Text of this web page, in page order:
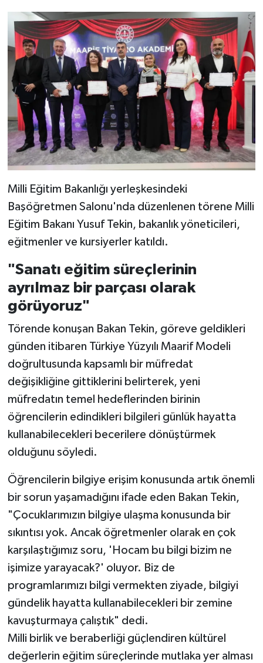
Milli Eğitim Bakanlığı yerleşkesindeki
Başöğretmen Salonu'nda düzenlenen törene Milli
Eğitim Bakanı Yusuf Tekin, bakanlık yöneticileri,
eğitmenler ve kursiyerler katıldı.
"Sanatı eğitim süreçlerinin
ayrılmaz bir parçası olarak
görüyoruz"
Törende konuşan Bakan Tekin, göreve geldikleri
günden itibaren Türkiye Yüzyılı Maarif Modeli
doğrultusunda kapsamlı bir müfredat
değişikliğine gittiklerini belirterek, yeni
müfredatın temel hedeflerinden birinin
öğrencilerin edindikleri bilgileri günlük hayatta
kullanabilecekleri becerilere dönüştürmek
olduğunu söyledi.
Öğrencilerin bilgiye erişim konusunda artık önemli
bir sorun yaşamadığını ifade eden Bakan Tekin,
"Çocuklarımızın bilgiye ulaşma konusunda bir
sıkıntısı yok. Ancak öğretmenler olarak en çok
karşılaştığımız soru, 'Hocam bu bilgi bizim ne
işimize yarayacak?' oluyor. Biz de
programlarımızı bilgi vermekten ziyade, bilgiyi
gündelik hayatta kullanabilecekleri bir zemine
kavuşturmaya çalıştık" dedi.
Milli birlik ve beraberliği güçlendiren kültürel
değerlerin eğitim süreçlerinde mutlaka yer alması